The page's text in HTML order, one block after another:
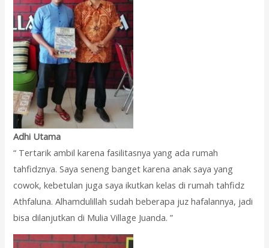
Adhi Utama
“ Tertarik ambil karena fasilitasnya yang ada rumah
tahfidznya. Saya seneng banget karena anak saya yang
cowok, kebetulan juga saya ikutkan kelas di rumah tahfidz
Athfaluna. Alhamdulillah sudah beberapa juz hafalannya, jadi
bisa dilanjutkan di Mulia Village Juanda. ”